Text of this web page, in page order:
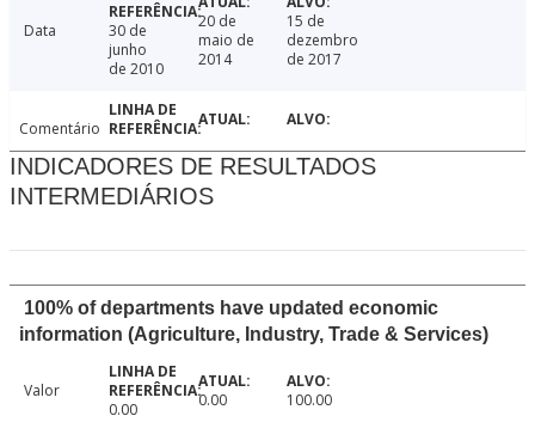
Data
30 de
junho
de 2010
20 de
maio de
2014
15 de
dezembro
de 2017
Comentário
INDICADORES DE RESULTADOS
INTERMEDIÁRIOS
100% of departments have updated economic
information (Agriculture, Industry, Trade & Services)
Valor
0.00
0.00 100.00